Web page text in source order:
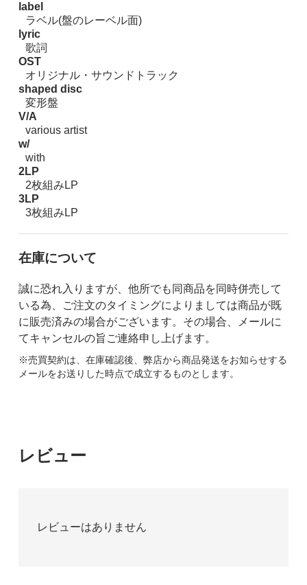
label
ラベル(盤のレーベル面)
lyric
歌詞
OST
オリジナル・サウンドトラック
shaped disc
変形盤
V/A
various artist
w/
with
2LP
2枚組みLP
3LP
3枚組みLP
在庫について
誠に恐れ入りますが、他所でも同商品を同時併売して
いる為、ご注文のタイミングによりましては商品が既
に販売済みの場合がございます。その場合、メールに
てキャンセルの旨ご連絡申し上げます。
※売買契約は、在庫確認後、弊店から商品発送をお知らせする
メールをお送りした時点で成立するものとします。
レビュー
レビューはありません